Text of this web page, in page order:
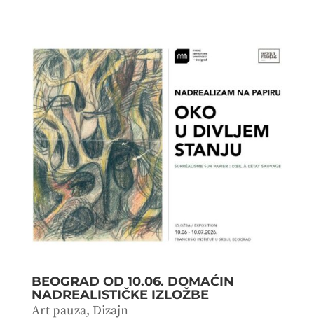
BEOGRAD OD 10.06. DOMAĆIN
NADREALISTIČKE IZLOŽBE
Art pauza, Dizajn